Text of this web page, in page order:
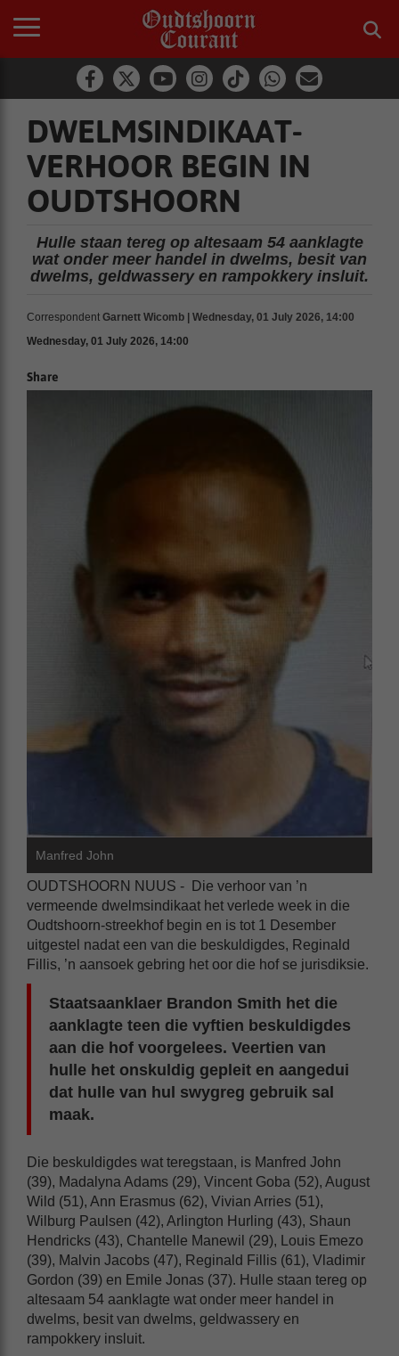
DWELMSINDIKAAT-
VERHOOR BEGIN IN
OUDTSHOORN
Hulle staan tereg op altesaam 54 aanklagte
wat onder meer handel in dwelms, besit van
dwelms, geldwassery en rampokkery insluit.
Correspondent Garnett Wicomb | Wednesday, 01 July 2026, 14:00
Wednesday, 01 July 2026, 14:00
Share
Manfred John
OUDTSHOORN NUUS - Die verhoor van ’n
vermeende dwelmsindikaat het verlede week in die
Oudtshoorn-streekhof begin en is tot 1 Desember
uitgestel nadat een van die beskuldigdes, Reginald
Fillis, ’n aansoek gebring het oor die hof se jurisdiksie.
Staatsaanklaer Brandon Smith het die
aanklagte teen die vyftien beskuldigdes
aan die hof voorgelees. Veertien van
hulle het onskuldig gepleit en aangedui
dat hulle van hul swygreg gebruik sal
maak.
Die beskuldigdes wat teregstaan, is Manfred John
(39), Madalyna Adams (29), Vincent Goba (52), August
Wild (51), Ann Erasmus (62), Vivian Arries (51),
Wilburg Paulsen (42), Arlington Hurling (43), Shaun
Hendricks (43), Chantelle Manewil (29), Louis Emezo
(39), Malvin Jacobs (47), Reginald Fillis (61), Vladimir
Gordon (39) en Emile Jonas (37). Hulle staan tereg op
altesaam 54 aanklagte wat onder meer handel in
dwelms, besit van dwelms, geldwassery en
rampokkery insluit.